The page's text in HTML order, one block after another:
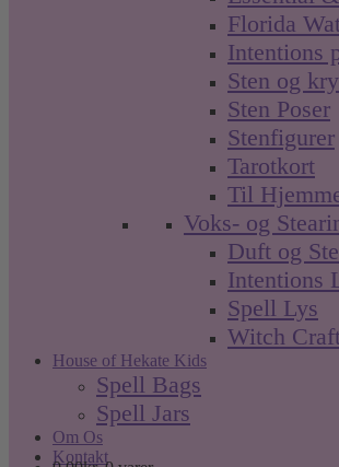
Florida
Intentions
Sten og
Sten Poser
Stenfigurer
Tarotkort
Til
Voks- og
Duft og
Intentions
Spell Lys
Witch
House of Hekate Kids
Spell Bags
Spell Jars
Om Os
Kontakt